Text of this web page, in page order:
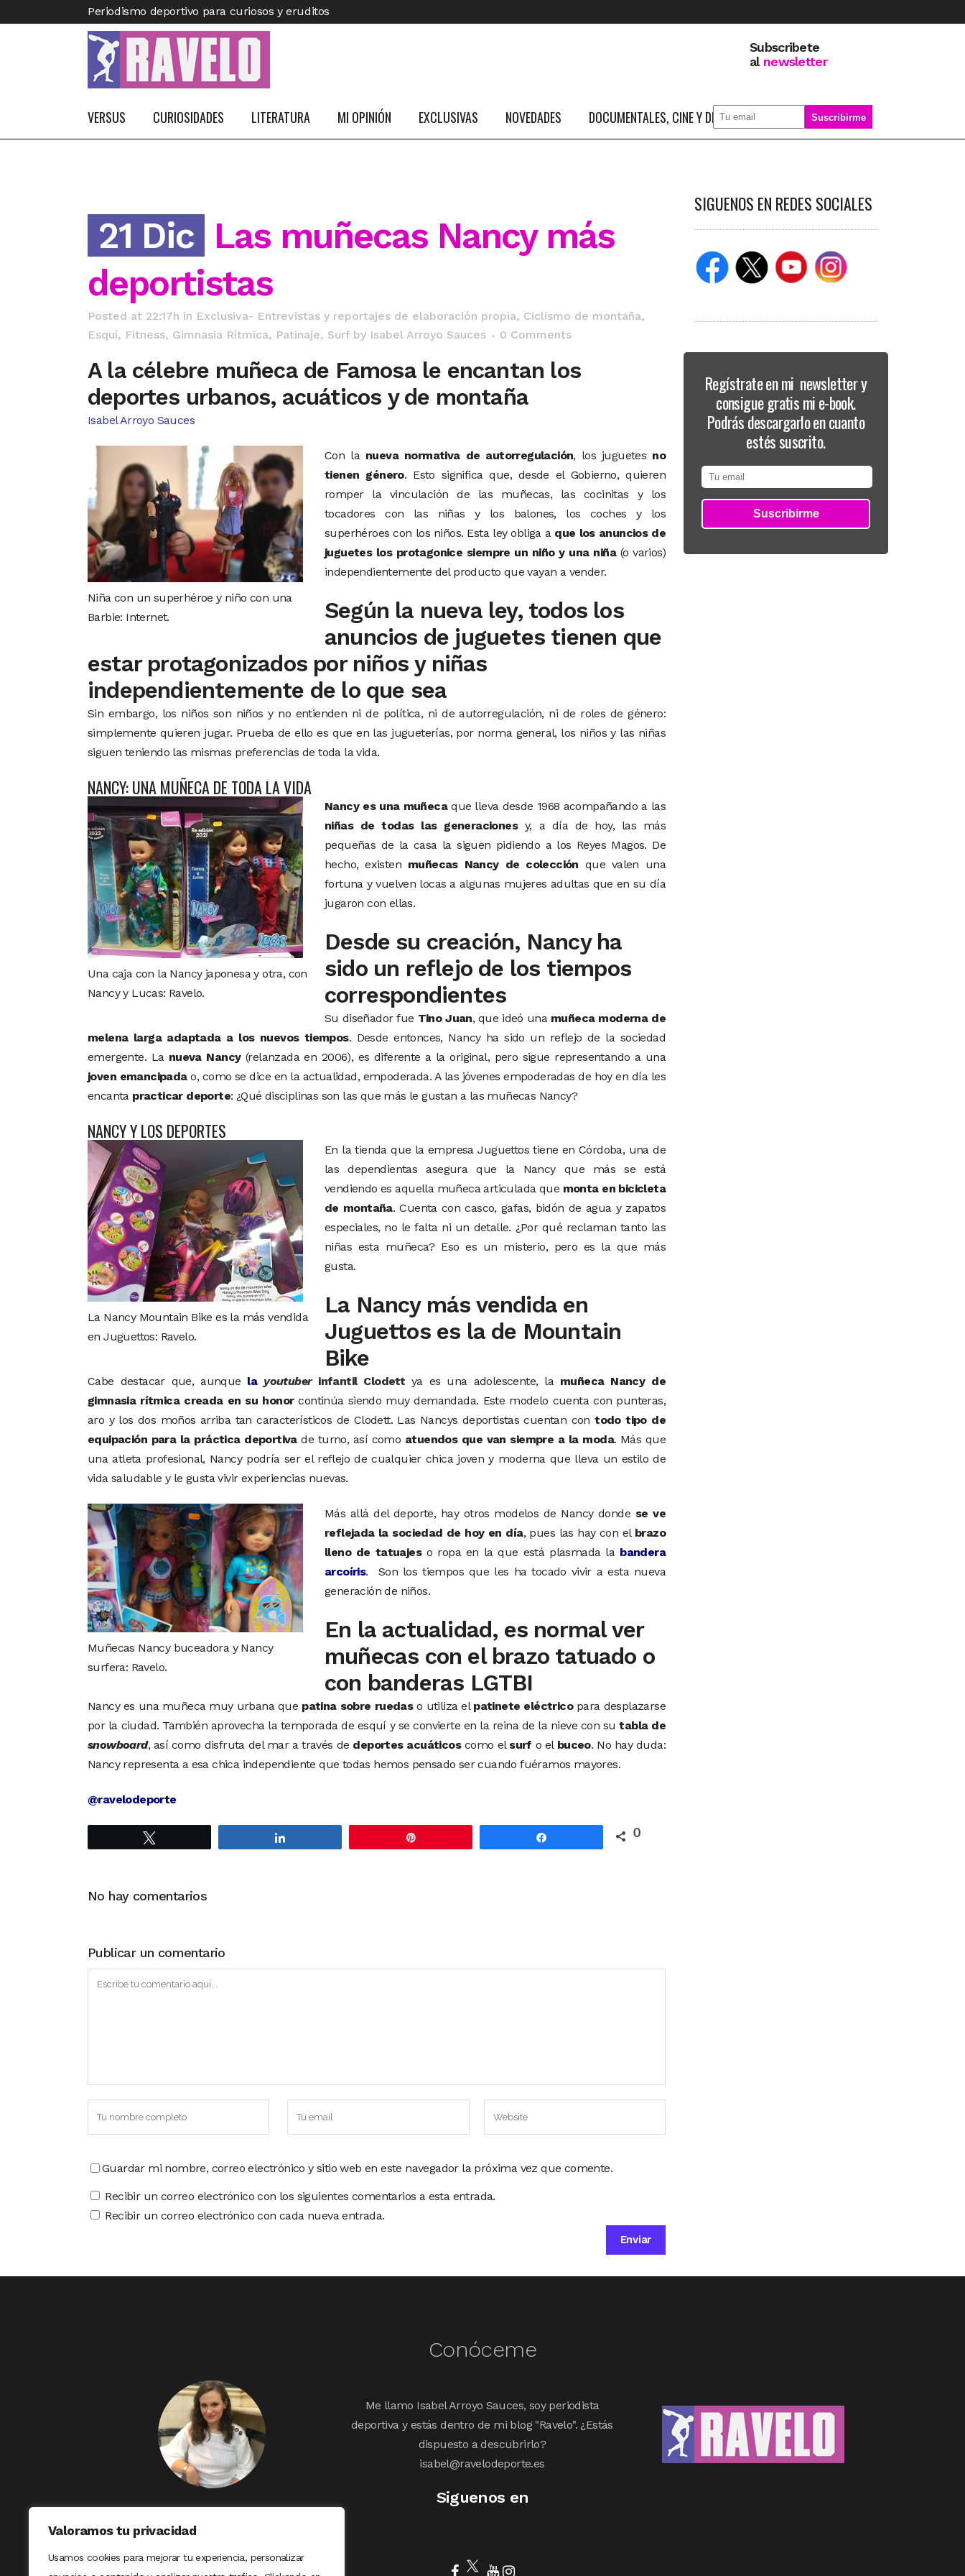
Valoramos tu privacidad
Usamos cookies para mejorar tu experiencia, personalizar
Periodismo deportivo para curiosos y eruditos
Subscribete
al newsletter
VERSUS CURIOSIDADES LITERATURA MI OPINIÓN EXCLUSIVAS NOVEDADES DOCUMENTALES, CINE Y DEPORTE SOBRE MÍ
21 Dic Las muñecas Nancy más
deportistas
Posted at 22:17h in Exclusiva- Entrevistas y reportajes de elaboración propia, Ciclismo de montaña,
Esquí, Fitness, Gimnasia Rítmica, Patinaje, Surf by Isabel Arroyo Sauces 0 Comments
A la célebre muñeca de Famosa le encantan los
deportes urbanos, acuáticos y de montaña
Isabel Arroyo Sauces
Niña con un superhéroe y niño con una
Barbie: Internet.
Con la nueva normativa de autorregulación, los juguetes no
tienen género. Esto significa que, desde el Gobierno, quieren
romper la vinculación de las muñecas, las cocinitas y los
tocadores con las niñas y los balones, los coches y los
superhéroes con los niños. Esta ley obliga a que los anuncios de
juguetes los protagonice siempre un niño y una niña(o varios)
independientemente del producto que vayan a vender.
Según la nueva ley, todos los
anuncios de juguetes tienen que
estar protagonizados por niños y niñas
independientemente de lo que sea
Sin embargo, los niños son niños y no entienden ni de política, ni de autorregulación, ni de roles de género:
simplemente quieren jugar. Prueba de ello es que en las jugueterías, por norma general, los niños y las niñas
siguen teniendo las mismas preferencias de toda la vida.
NANCY: UNA MUÑECA DE TODA LA VIDA
Una caja con la Nancy japonesa y otra, con
Nancy y Lucas: Ravelo.
Nancy es una muñecaque lleva desde 1968 acompañando a las
niñas de todas las generacionesy, a día de hoy, las más
pequeñas de la casa la siguen pidiendo a los Reyes Magos. De
hecho, existen muñecas Nancy de colección que valen una
fortuna y vuelven locas a algunas mujeres adultas que en su día
jugaron con ellas.
Desde su creación, Nancy ha
sido un reflejo de los tiempos
correspondientes
Su diseñador fue Tino Juan, que ideó una muñeca moderna de
melena larga adaptada a los nuevos tiempos. Desde entonces, Nancy ha sido un reflejo de la sociedad
emergente. La nueva Nancy(relanzada en 2006), es diferente a la original, pero sigue representando a una
joven emancipadao, como se dice en la actualidad, empoderada. A las jóvenes empoderadas de hoy en día les
encanta practicar deporte: ¿Qué disciplinas son las que más le gustan a las muñecas Nancy?
NANCY Y LOS DEPORTES
La Nancy Mountain Bike es la más vendida
en Juguettos: Ravelo.
En la tienda que la empresa Juguettos tiene en Córdoba, una de
las dependientas asegura que la Nancy que más se está
vendiendo es aquella muñeca articulada que monta en bicicleta
de montaña. Cuenta con casco, gafas, bidón de agua y zapatos
especiales, no le falta ni un detalle. ¿Por qué reclaman tanto las
niñas esta muñeca? Eso es un misterio, pero es la que más
gusta.
La Nancy más vendida en
Juguettos es la de Mountain
Bike
Cabe destacar que, aunque la youtuberinfantil Clodett ya es una adolescente, la muñeca Nancy de
gimnasia rítmica creada en su honorcontinúa siendo muy demandada. Este modelo cuenta con punteras,
aro y los dos moños arriba tan característicos de Clodett. Las Nancys deportistas cuentan contodo tipo de
equipación para la práctica deportivade turno, así como atuendos que van siempre a la moda. Más que
una atleta profesional, Nancy podría ser el reflejo de cualquier chica joven y moderna que lleva un estilo de
vida saludable y le gusta vivir experiencias nuevas.
Muñecas Nancy buceadora y Nancy
surfera: Ravelo.
Más allá del deporte, hay otros modelos de Nancy donde se ve
reflejada la sociedad de hoy en día, pues las hay con el brazo
lleno de tatuajeso ropa en la que está plasmada la bandera
arcoíris. Son los tiempos que les ha tocado vivir a esta nueva
generación de niños.
En la actualidad, es normal ver
muñecas con el brazo tatuado o
con banderas LGTBI
Nancy es una muñeca muy urbana que patina sobre ruedaso utiliza el patinete eléctricopara desplazarse
por la ciudad. También aprovecha la temporada de esquí y se convierte en la reina de la nieve con sutabla de
snowboard, así como disfruta del mar a través de deportes acuáticoscomo el surf o el buceo. No hay duda:
Nancy representa a esa chica independiente que todas hemos pensado ser cuando fuéramos mayores.
@ravelodeporte
0
No hay comentarios
Publicar un comentario
Guardar mi nombre, correo electrónico y sitio web en este navegador la próxima vez que comente.
Recibir un correo electrónico con los siguientes comentarios a esta entrada.
Recibir un correo electrónico con cada nueva entrada.
SIGUENOS EN REDES SOCIALES
Regístrate en mi newsletter y
consigue gratis mi e-book.
Podrás descargarlo en cuanto
estés suscrito.
Conóceme
Me llamo Isabel Arroyo Sauces, soy periodista
deportiva y estás dentro de mi blog "Ravelo". ¿Estás
dispuesto a descubrirlo?
isabel@ravelodeporte.es
Siguenos en